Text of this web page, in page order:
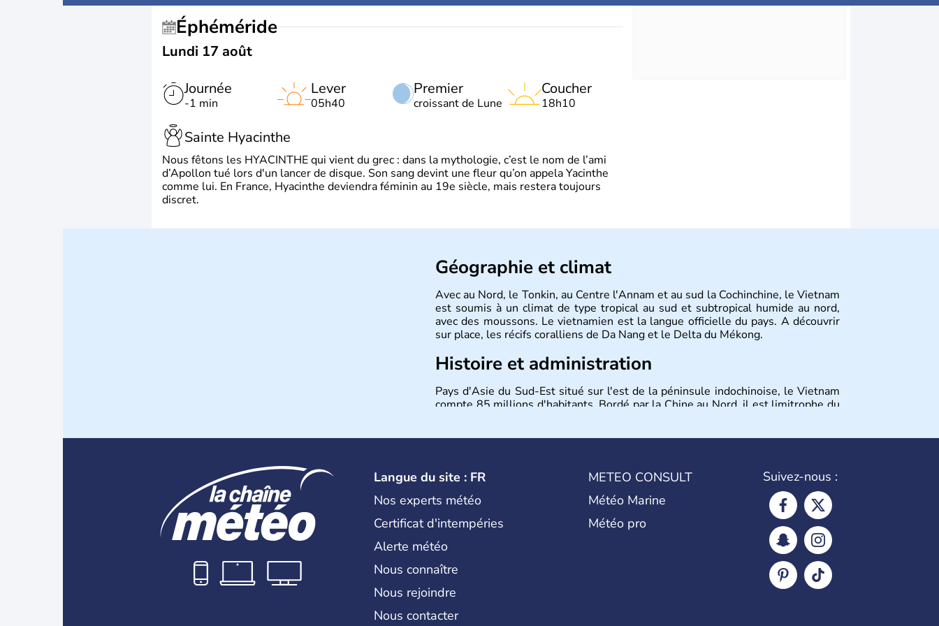
Éphéméride
Lundi 17 août
Journée
-1 min
Premier
croissant de Lune
Lever
05h40
Coucher
18h10
Sainte Hyacinthe
Nous fêtons les HYACINTHE qui vient du grec : dans la mythologie, c’est le nom de l’ami
d’Apollon tué lors d'un lancer de disque. Son sang devint une fleur qu’on appela Yacinthe
comme lui. En France, Hyacinthe deviendra féminin au 19e siècle, mais restera toujours
discret.
Géographie et climat
Avec au Nord, le Tonkin, au Centre l'Annam et au sud la Cochinchine, le Vietnam
est soumis à un climat de type tropical au sud et subtropical humide au nord,
avec des moussons. Le vietnamien est la langue officielle du pays. A découvrir
sur place, les récifs coralliens de Da Nang et le Delta du Mékong.
Histoire et administration
Pays d'Asie du Sud-Est situé sur l'est de la péninsule indochinoise, le Vietnam
compte 85 millions d'habitants. Bordé par la Chine au Nord, il est limitrophe du
Langue du site : FR
Nos experts météo
Certificat d'intempéries
Alerte météo
Nous connaître
Nous rejoindre
Nous contacter
METEO CONSULT
Météo Marine
Météo pro
Suivez-nous :